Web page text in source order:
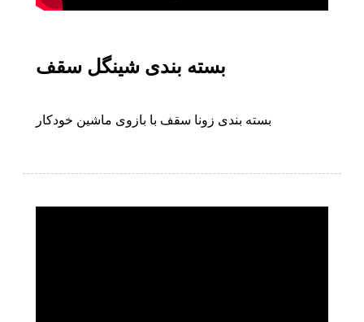
بسته بندی شینگل سقف
بسته بندی زونا سقف با بازوی ماشین خودکار